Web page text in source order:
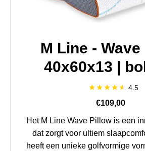
M Line -
40x60x13 |
4.5
€109,00
Het M Line Wave Pillow is een
dat zorgt voor ultiem
heeft een unieke golfvormige